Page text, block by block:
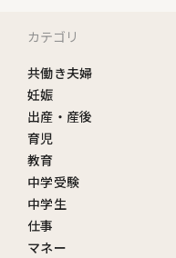
カテゴリ
共働き夫婦
妊娠
出産・産後
育児
教育
中学受験
中学生
仕事
マネー